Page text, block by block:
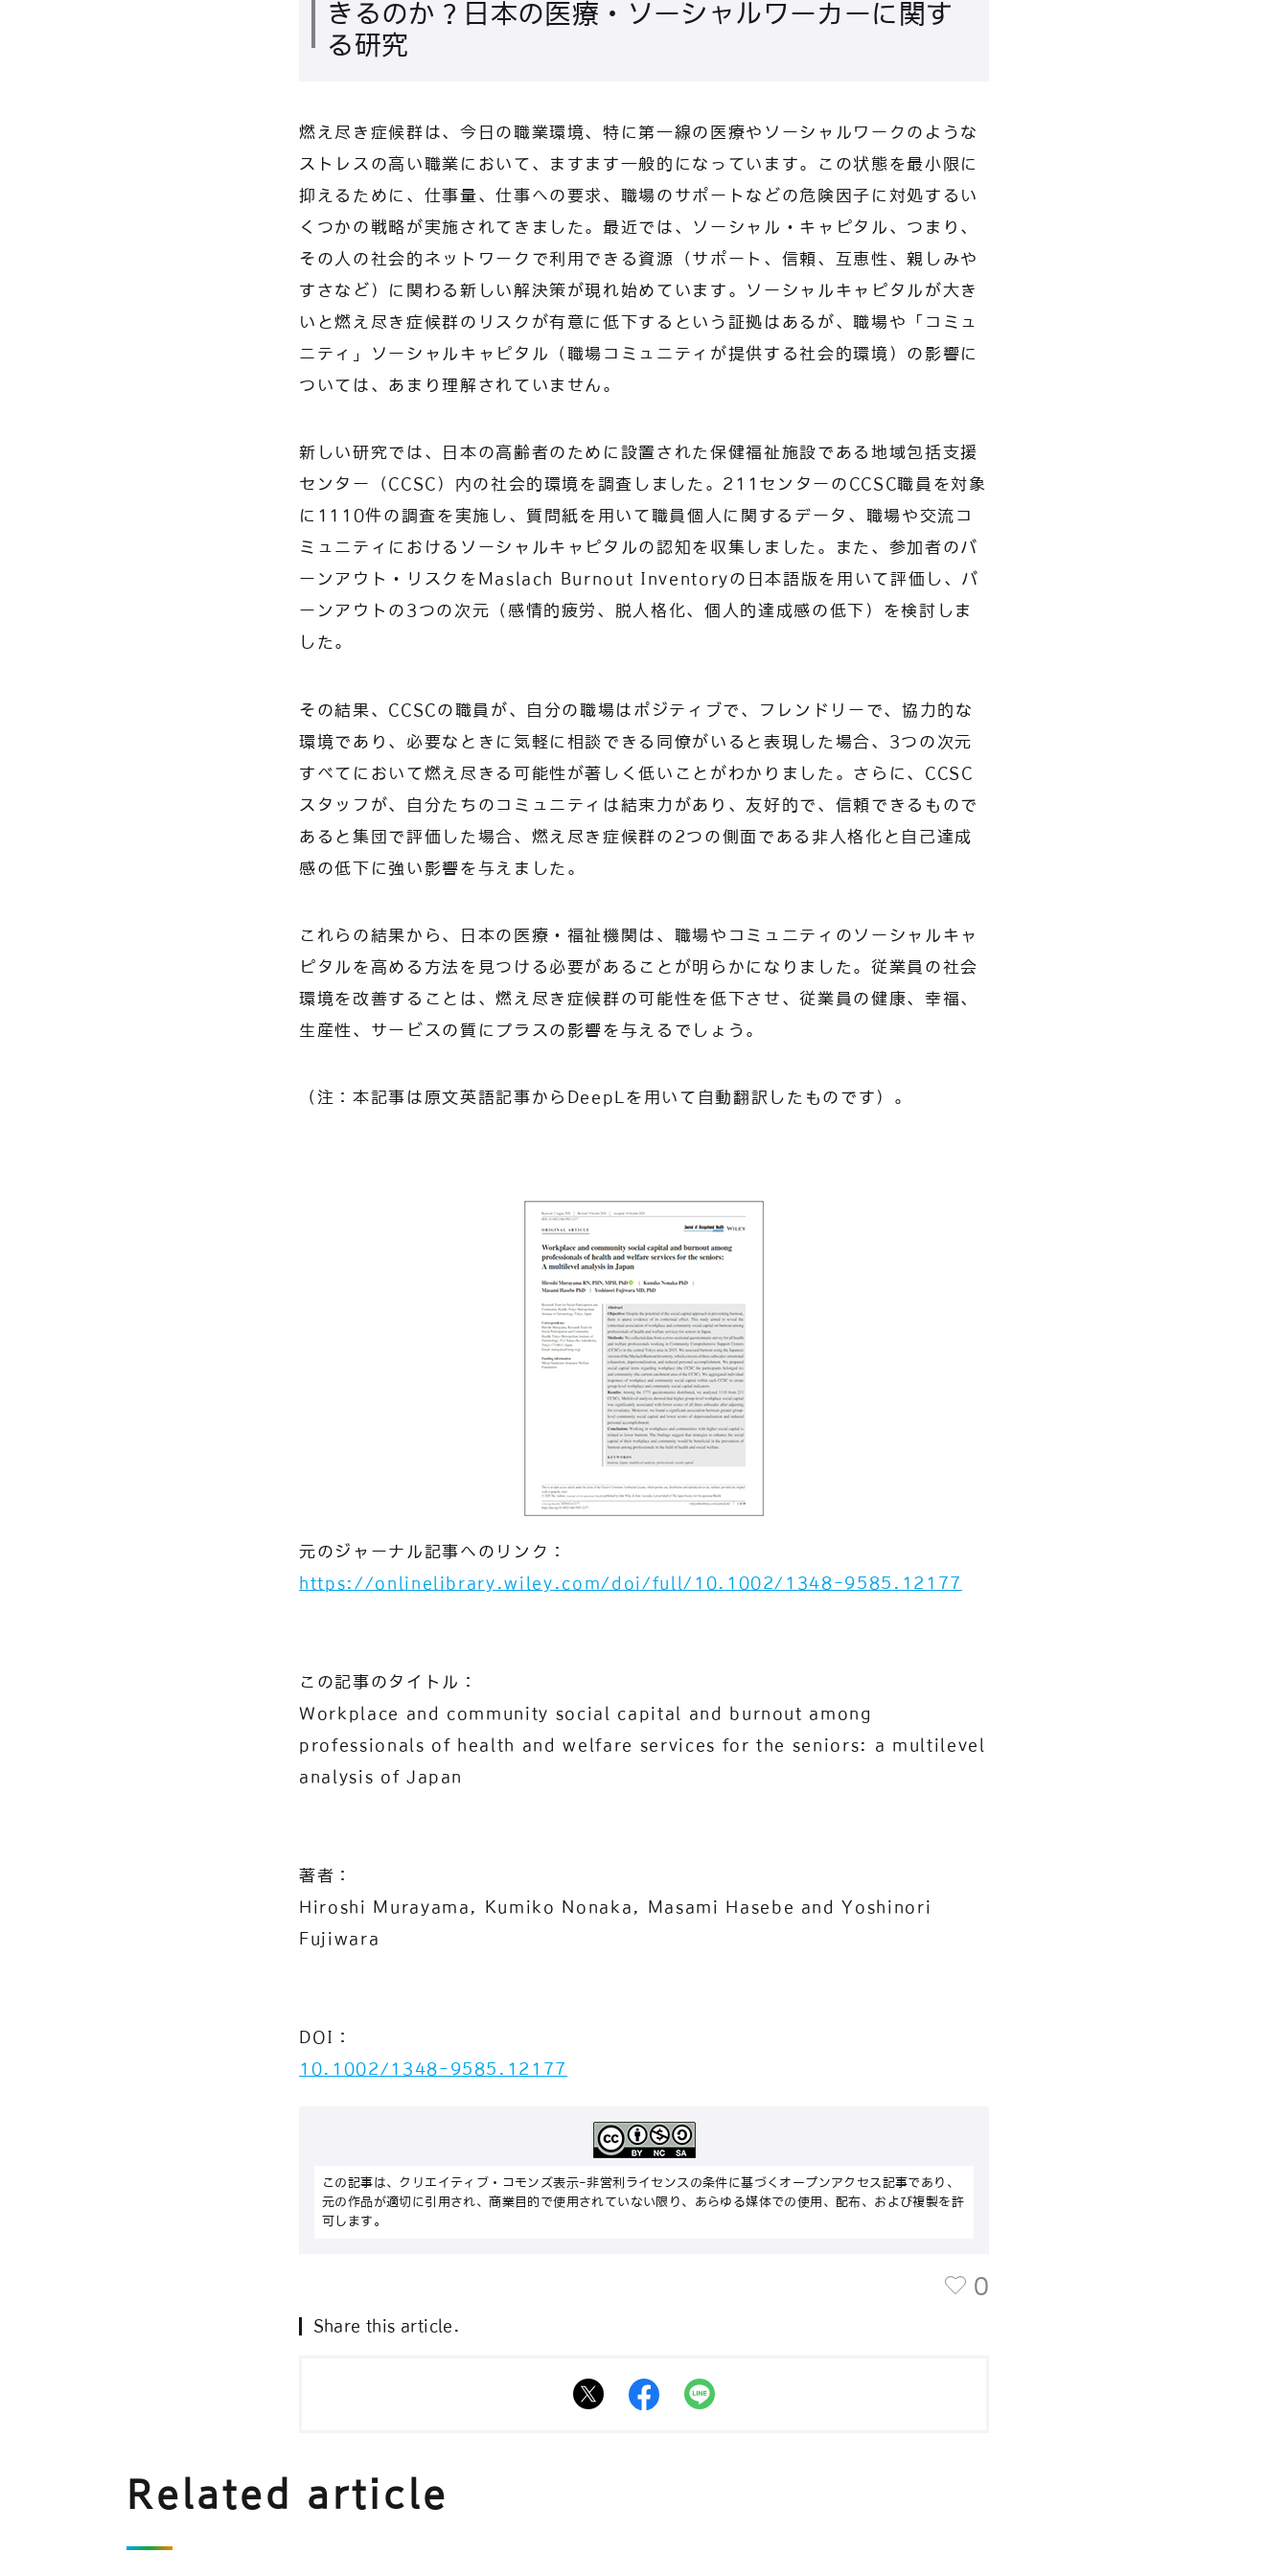
きるのか？日本の医療・ソーシャルワーカーに関す
る研究
燃え尽き症候群は、今日の職業環境、特に第一線の医療やソーシャルワークのような
ストレスの高い職業において、ますます一般的になっています。この状態を最小限に
抑えるために、仕事量、仕事への要求、職場のサポートなどの危険因子に対処するい
くつかの戦略が実施されてきました。最近では、ソーシャル・キャピタル、つまり、
その人の社会的ネットワークで利用できる資源（サポート、信頼、互恵性、親しみや
すさなど）に関わる新しい解決策が現れ始めています。ソーシャルキャピタルが大き
いと燃え尽き症候群のリスクが有意に低下するという証拠はあるが、職場や「コミュ
ニティ」ソーシャルキャピタル（職場コミュニティが提供する社会的環境）の影響に
ついては、あまり理解されていません。
新しい研究では、日本の高齢者のために設置された保健福祉施設である地域包括支援
センター（CCSC）内の社会的環境を調査しました。211センターのCCSC職員を対象
に1110件の調査を実施し、質問紙を用いて職員個人に関するデータ、職場や交流コ
ミュニティにおけるソーシャルキャピタルの認知を収集しました。また、参加者のバ
ーンアウト・リスクをMaslach Burnout Inventoryの日本語版を用いて評価し、バ
ーンアウトの3つの次元（感情的疲労、脱人格化、個人的達成感の低下）を検討しま
した。
その結果、CCSCの職員が、自分の職場はポジティブで、フレンドリーで、協力的な
環境であり、必要なときに気軽に相談できる同僚がいると表現した場合、3つの次元
すべてにおいて燃え尽きる可能性が著しく低いことがわかりました。さらに、CCSC
スタッフが、自分たちのコミュニティは結束力があり、友好的で、信頼できるもので
あると集団で評価した場合、燃え尽き症候群の2つの側面である非人格化と自己達成
感の低下に強い影響を与えました。
これらの結果から、日本の医療・福祉機関は、職場やコミュニティのソーシャルキャ
ピタルを高める方法を見つける必要があることが明らかになりました。従業員の社会
環境を改善することは、燃え尽き症候群の可能性を低下させ、従業員の健康、幸福、
生産性、サービスの質にプラスの影響を与えるでしょう。
（注：本記事は原文英語記事からDeepLを用いて自動翻訳したものです）。
元のジャーナル記事へのリンク：
https://onlinelibrary.wiley.com/doi/full/10.1002/1348-9585.12177
この記事のタイトル：
Workplace and community social capital and burnout among
professionals of health and welfare services for the seniors: a multilevel
analysis of Japan
著者：
Hiroshi Murayama, Kumiko Nonaka, Masami Hasebe and Yoshinori
Fujiwara
DOI：
10.1002/1348-9585.12177
この記事は、クリエイティブ・コモンズ表示-非営利ライセンスの条件に基づくオープンアクセス記事であり、
元の作品が適切に引用され、商業目的で使用されていない限り、あらゆる媒体での使用、配布、および複製を許
可します。
0
Share this article.
Related article